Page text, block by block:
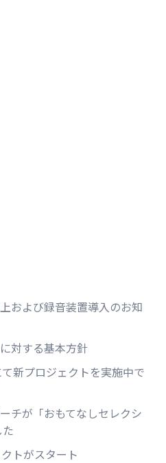
および録音装置導入のお知
対する基本方針
新プロジェクトを実施中で
チが「おもてなしセレクシ
トがスタート